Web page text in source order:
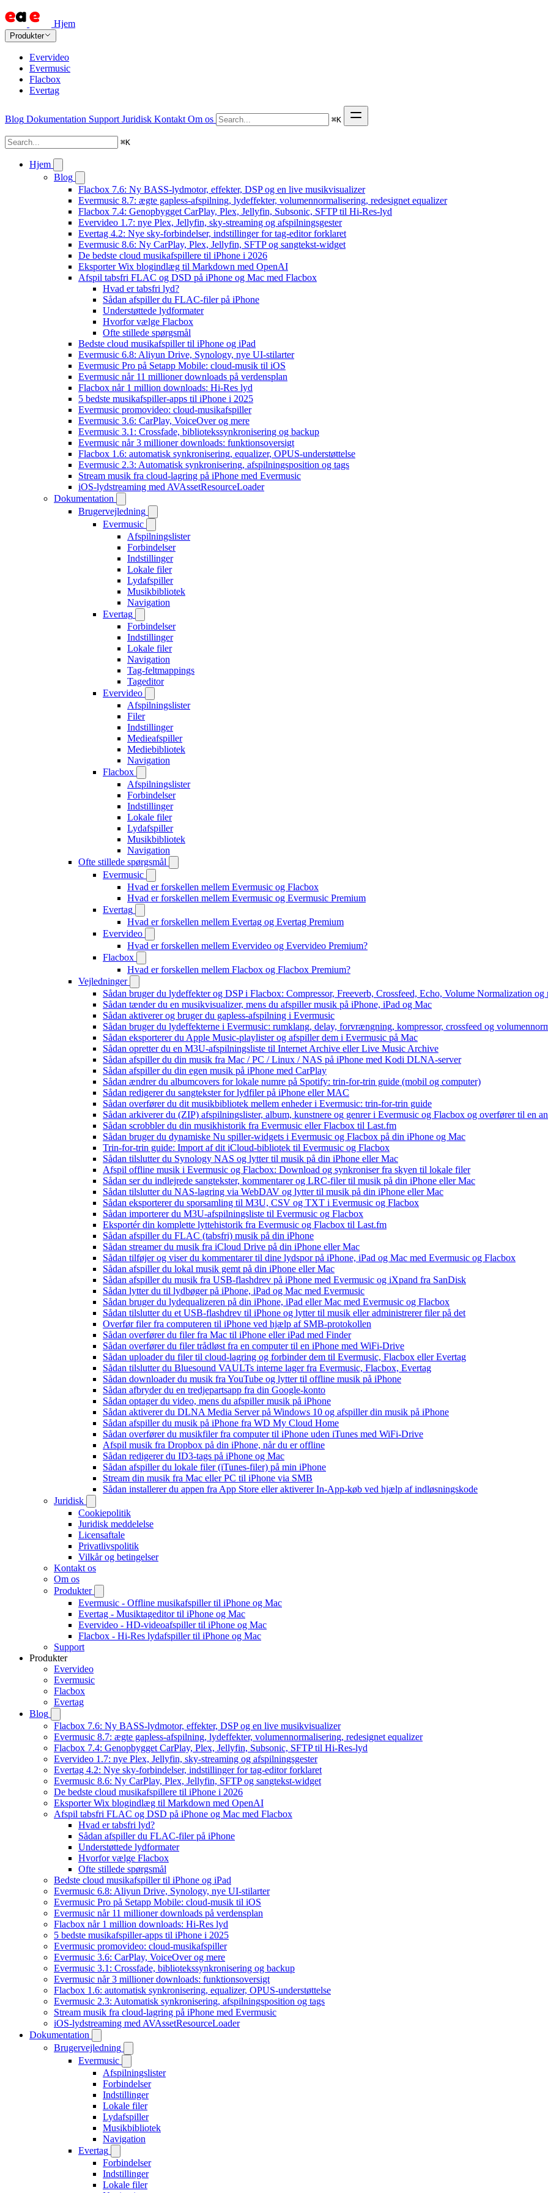
Hjem
Produkter
Evervideo
Evermusic
Flacbox
Evertag
Blog Dokumentation Support Juridisk Kontakt Om os ⌘K
⌘K
Hjem
Blog
Flacbox 7.6: Ny BASS-lydmotor, effekter, DSP og en live musikvisualizer
Evermusic 8.7: ægte gapless-afspilning, lydeffekter, volumennormalisering, redesignet equalizer
Flacbox 7.4: Genopbygget CarPlay, Plex, Jellyfin, Subsonic, SFTP til Hi-Res-lyd
Evervideo 1.7: nye Plex, Jellyfin, sky-streaming og afspilningsgester
Evertag 4.2: Nye sky-forbindelser, indstillinger for tag-editor forklaret
Evermusic 8.6: Ny CarPlay, Plex, Jellyfin, SFTP og sangtekst-widget
De bedste cloud musikafspillere til iPhone i 2026
Eksporter Wix blogindlæg til Markdown med OpenAI
Afspil tabsfri FLAC og DSD på iPhone og Mac med Flacbox
Hvad er tabsfri lyd?
Sådan afspiller du FLAC-filer på iPhone
Understøttede lydformater
Hvorfor vælge Flacbox
Ofte stillede spørgsmål
Bedste cloud musikafspiller til iPhone og iPad
Evermusic 6.8: Aliyun Drive, Synology, nye UI-stilarter
Evermusic Pro på Setapp Mobile: cloud-musik til iOS
Evermusic når 11 millioner downloads på verdensplan
Flacbox når 1 million downloads: Hi-Res lyd
5 bedste musikafspiller-apps til iPhone i 2025
Evermusic promovideo: cloud-musikafspiller
Evermusic 3.6: CarPlay, VoiceOver og mere
Evermusic 3.1: Crossfade, bibliotekssynkronisering og backup
Evermusic når 3 millioner downloads: funktionsoversigt
Flacbox 1.6: automatisk synkronisering, equalizer, OPUS-understøttelse
Evermusic 2.3: Automatisk synkronisering, afspilningsposition og tags
Stream musik fra cloud-lagring på iPhone med Evermusic
iOS-lydstreaming med AVAssetResourceLoader
Dokumentation
Brugervejledning
Evermusic
Afspilningslister
Forbindelser
Indstillinger
Lokale filer
Lydafspiller
Musikbibliotek
Navigation
Evertag
Forbindelser
Indstillinger
Lokale filer
Navigation
Tag-feltmappings
Tageditor
Evervideo
Afspilningslister
Filer
Indstillinger
Medieafspiller
Mediebibliotek
Navigation
Flacbox
Afspilningslister
Forbindelser
Indstillinger
Lokale filer
Lydafspiller
Musikbibliotek
Navigation
Ofte stillede spørgsmål
Evermusic
Hvad er forskellen mellem Evermusic og Flacbox
Hvad er forskellen mellem Evermusic og Evermusic Premium
Evertag
Hvad er forskellen mellem Evertag og Evertag Premium
Evervideo
Hvad er forskellen mellem Evervideo og Evervideo Premium?
Flacbox
Hvad er forskellen mellem Flacbox og Flacbox Premium?
Vejledninger
Sådan bruger du lydeffekter og DSP i Flacbox: Compressor, Freeverb, Crossfeed, Echo, Volume Normalization og
Sådan tænder du en musikvisualizer, mens du afspiller musik på iPhone, iPad og Mac
Sådan aktiverer og bruger du gapless-afspilning i Evermusic
Sådan bruger du lydeffekterne i Evermusic: rumklang, delay, forvrængning, kompressor, crossfeed og
Sådan eksporterer du Apple Music-playlister og afspiller dem i Evermusic på Mac
Sådan opretter du en M3U-afspilningsliste til Internet Archive eller Live Music Archive
Sådan afspiller du din musik fra Mac / PC / Linux / NAS på iPhone med Kodi DLNA-server
Sådan afspiller du din egen musik på iPhone med CarPlay
Sådan ændrer du albumcovers for lokale numre på Spotify: trin-for-trin guide (mobil og computer)
Sådan redigerer du sangtekster for lydfiler på iPhone eller MAC
Sådan overfører du dit musikbibliotek mellem enheder i Evermusic: trin-for-trin guide
Sådan arkiverer du (ZIP) afspilningslister, album, kunstnere og genrer i Evermusic og Flacbox og overfører til en
Sådan scrobbler du din musikhistorik fra Evermusic eller Flacbox til Last.fm
Sådan bruger du dynamiske Nu spiller-widgets i Evermusic og Flacbox på din iPhone og Mac
Trin-for-trin guide: Import af dit iCloud-bibliotek til Evermusic og Flacbox
Sådan tilslutter du Synology NAS og lytter til musik på din iPhone eller Mac
Afspil offline musik i Evermusic og Flacbox: Download og synkroniser fra skyen til lokale filer
Sådan ser du indlejrede sangtekster, kommentarer og LRC-filer til musik på din iPhone eller Mac
Sådan tilslutter du NAS-lagring via WebDAV og lytter til musik på din iPhone eller Mac
Sådan eksporterer du sporsamling til M3U, CSV og TXT i Evermusic og Flacbox
Sådan importerer du M3U-afspilningsliste til Evermusic og Flacbox
Eksportér din komplette lyttehistorik fra Evermusic og Flacbox til Last.fm
Sådan afspiller du FLAC (tabsfri) musik på din iPhone
Sådan streamer du musik fra iCloud Drive på din iPhone eller Mac
Sådan tilføjer og viser du kommentarer til dine lydspor på iPhone, iPad og Mac med Evermusic og Flacbox
Sådan afspiller du lokal musik gemt på din iPhone eller Mac
Sådan afspiller du musik fra USB-flashdrev på iPhone med Evermusic og iXpand fra SanDisk
Sådan lytter du til lydbøger på iPhone, iPad og Mac med Evermusic
Sådan bruger du lydequalizeren på din iPhone, iPad eller Mac med Evermusic og Flacbox
Sådan tilslutter du et USB-flashdrev til iPhone og lytter til musik eller administrerer filer på det
Overfør filer fra computeren til iPhone ved hjælp af SMB-protokollen
Sådan overfører du filer fra Mac til iPhone eller iPad med Finder
Sådan overfører du filer trådløst fra en computer til en iPhone med WiFi-Drive
Sådan uploader du filer til cloud-lagring og forbinder dem til Evermusic, Flacbox eller Evertag
Sådan tilslutter du Bluesound VAULTs interne lager fra Evermusic, Flacbox, Evertag
Sådan downloader du musik fra YouTube og lytter til offline musik på iPhone
Sådan afbryder du en tredjepartsapp fra din Google-konto
Sådan optager du video, mens du afspiller musik på iPhone
Sådan aktiverer du DLNA Media Server på Windows 10 og afspiller din musik på iPhone
Sådan afspiller du musik på iPhone fra WD My Cloud Home
Sådan overfører du musikfiler fra computer til iPhone uden iTunes med WiFi-Drive
Afspil musik fra Dropbox på din iPhone, når du er offline
Sådan redigerer du ID3-tags på iPhone og Mac
Sådan afspiller du lokale filer (iTunes-filer) på min iPhone
Stream din musik fra Mac eller PC til iPhone via SMB
Sådan installerer du appen fra App Store eller aktiverer In-App-køb ved hjælp af indløsningskode
Juridisk
Cookiepolitik
Juridisk meddelelse
Licensaftale
Privatlivspolitik
Vilkår og betingelser
Kontakt os
Om os
Produkter
Evermusic - Offline musikafspiller til iPhone og Mac
Evertag - Musiktageditor til iPhone og Mac
Evervideo - HD-videoafspiller til iPhone og Mac
Flacbox - Hi-Res lydafspiller til iPhone og Mac
Support
Produkter
Evervideo
Evermusic
Flacbox
Evertag
Blog
Flacbox 7.6: Ny BASS-lydmotor, effekter, DSP og en live musikvisualizer
Evermusic 8.7: ægte gapless-afspilning, lydeffekter, volumennormalisering, redesignet equalizer
Flacbox 7.4: Genopbygget CarPlay, Plex, Jellyfin, Subsonic, SFTP til Hi-Res-lyd
Evervideo 1.7: nye Plex, Jellyfin, sky-streaming og afspilningsgester
Evertag 4.2: Nye sky-forbindelser, indstillinger for tag-editor forklaret
Evermusic 8.6: Ny CarPlay, Plex, Jellyfin, SFTP og sangtekst-widget
De bedste cloud musikafspillere til iPhone i 2026
Eksporter Wix blogindlæg til Markdown med OpenAI
Afspil tabsfri FLAC og DSD på iPhone og Mac med Flacbox
Hvad er tabsfri lyd?
Sådan afspiller du FLAC-filer på iPhone
Understøttede lydformater
Hvorfor vælge Flacbox
Ofte stillede spørgsmål
Bedste cloud musikafspiller til iPhone og iPad
Evermusic 6.8: Aliyun Drive, Synology, nye UI-stilarter
Evermusic Pro på Setapp Mobile: cloud-musik til iOS
Evermusic når 11 millioner downloads på verdensplan
Flacbox når 1 million downloads: Hi-Res lyd
5 bedste musikafspiller-apps til iPhone i 2025
Evermusic promovideo: cloud-musikafspiller
Evermusic 3.6: CarPlay, VoiceOver og mere
Evermusic 3.1: Crossfade, bibliotekssynkronisering og backup
Evermusic når 3 millioner downloads: funktionsoversigt
Flacbox 1.6: automatisk synkronisering, equalizer, OPUS-understøttelse
Evermusic 2.3: Automatisk synkronisering, afspilningsposition og tags
Stream musik fra cloud-lagring på iPhone med Evermusic
iOS-lydstreaming med AVAssetResourceLoader
Dokumentation
Brugervejledning
Evermusic
Afspilningslister
Forbindelser
Indstillinger
Lokale filer
Lydafspiller
Musikbibliotek
Navigation
Evertag
Forbindelser
Indstillinger
Lokale filer